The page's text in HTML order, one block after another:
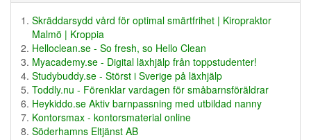
Skräddarsydd vård för optimal smärtfrihet | Kiropraktor
Malmö | Kroppia
Helloclean.se - So fresh, so Hello Clean
Myacademy.se - Digital läxhjälp från toppstudenter!
Studybuddy.se - Störst i Sverige på läxhjälp
Toddly.nu - Förenklar vardagen för småbarnsföräldrar
Heykiddo.se Aktiv barnpassning med utbildad nanny
Kontorsmax - kontorsmaterial online
Söderhamns Eltjänst AB